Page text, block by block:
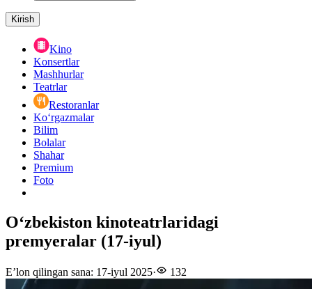
Kirish
Kino
Konsertlar
Mashhurlar
Teatrlar
Restoranlar
Ko‘rgazmalar
Bilim
Bolalar
Shahar
Premium
Foto
Oʻzbekiston kinoteatrlaridagi
premyeralar (17-iyul)
E’lon qilingan sana: 17-iyul 2025· 132